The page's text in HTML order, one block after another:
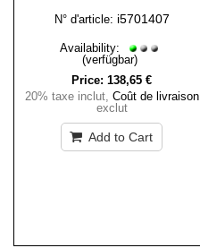
N° d'article: i5701407
Availability:
(verfügbar)
Price: 138,65 €
20% taxe inclut, Coût de livraison
exclut
Add to Cart